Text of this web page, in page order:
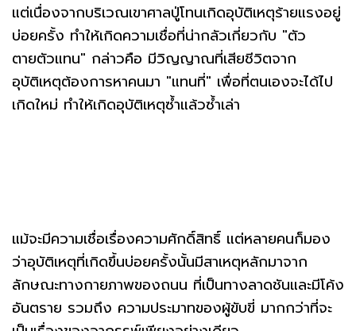
แต่เนื่องจากบริเวณเขาศาลปู่โทนเกิดอุบัติเหตุร้ายแรงอยู่
บ่อยครั้ง ทำให้เกิดความเชื่อที่น่ากลัวเกี่ยวกับ "ตัว
ตายตัวแทน" กล่าวคือ มีวิญญาณที่เสียชีวิตจาก
อุบัติเหตุต้องการหาคนมา "แทนที่" เพื่อที่ตนเองจะได้ไป
เกิดใหม่ ทำให้เกิดอุบัติเหตุซ้ำแล้วซ้ำเล่า
แม้จะมีความเชื่อเรื่องความศักดิ์สิทธิ์ แต่หลายคนก็มอง
ว่าอุบัติเหตุที่เกิดขึ้นบ่อยครั้งนั้นมีสาเหตุหลักมาจาก
ลักษณะทางกายภาพของถนน ที่เป็นทางลาดชันและมีโค้ง
อันตราย รวมถึง ความประมาทของผู้ขับขี่ มากกว่าที่จะ